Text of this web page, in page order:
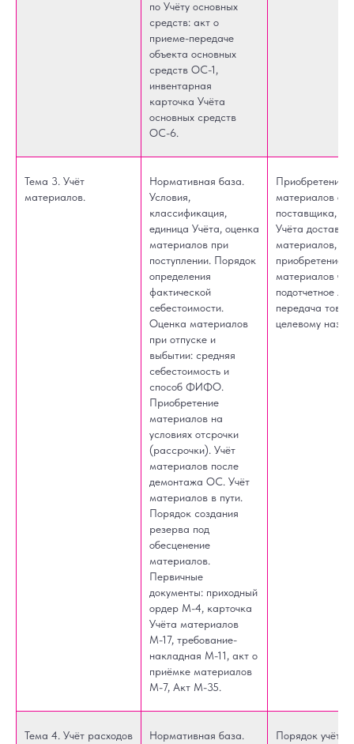
по Учёту основных
средств: акт о
приеме-передаче
объекта основных
средств ОС-1,
инвентарная
карточка Учёта
основных средств
ОС-6.
Тема 3. Учёт
материалов.
Нормативная база.
Условия,
классификация,
единица Учёта, оценка
материалов при
поступлении. Порядок
определения
фактической
себестоимости.
Оценка материалов
при отпуске и
выбытии: средняя
себестоимость и
способ ФИФО.
Приобретение
материалов на
условиях отсрочки
(рассрочки). Учёт
материалов после
демонтажа ОС. Учёт
материалов в пути.
Порядок создания
резерва под
обесценение
материалов.
Первичные
документы: приходный
ордер М-4, карточка
Учёта материалов
М-17, требование-
накладная М-11, акт о
приёмке материалов
М-7, Акт М-35.
Приобретение
материалов от
поставщика,
Учёта доставки
материалов,
приобретение
материалов
подотчетное
передача
целевому
Тема 4. Учёт расходов
Нормативная база.
Порядок учёта